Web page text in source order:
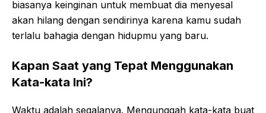
biasanya keinginan untuk membuat dia menyesal
akan hilang dengan sendirinya karena kamu sudah
terlalu bahagia dengan hidupmu yang baru.
Kapan Saat yang Tepat Menggunakan
Kata-kata Ini?
Waktu adalah segalanya. Mengunggah kata-kata buat